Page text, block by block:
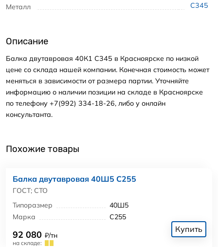
Металл С345
Описание
Балка двутавровая 40К1 С345 в Красноярске по низкой
цене со склада нашей компании. Конечная стоимость может
меняться в зависимости от размера партии. Уточняйте
информацию о наличии позиции на складе в Красноярске
по телефону +7(992) 334-18-26, либо у онлайн
консультанта.
Похожие товары
Балка двутавровая 40Ш5 С255
ГОСТ; СТО
Типоразмер
40Ш5
Марка
С255
92 080 ₽/тн
на складе:
Купить